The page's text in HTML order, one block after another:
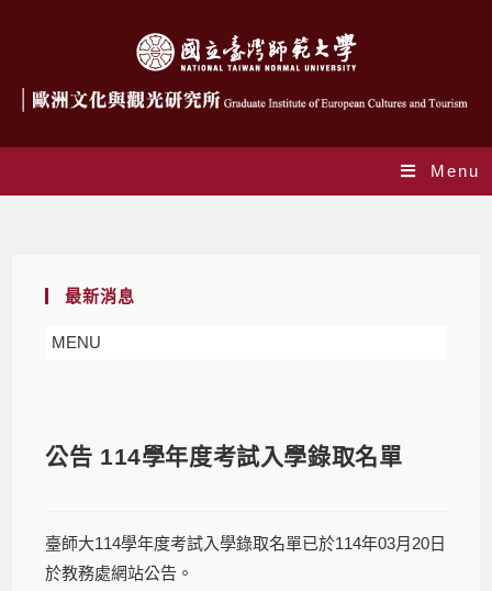
Menu
最新消息
MENU
公告 114學年度考試入學錄取名單
臺師大114學年度考試入學錄取名單已於114年03月20日
於教務處網站公告。